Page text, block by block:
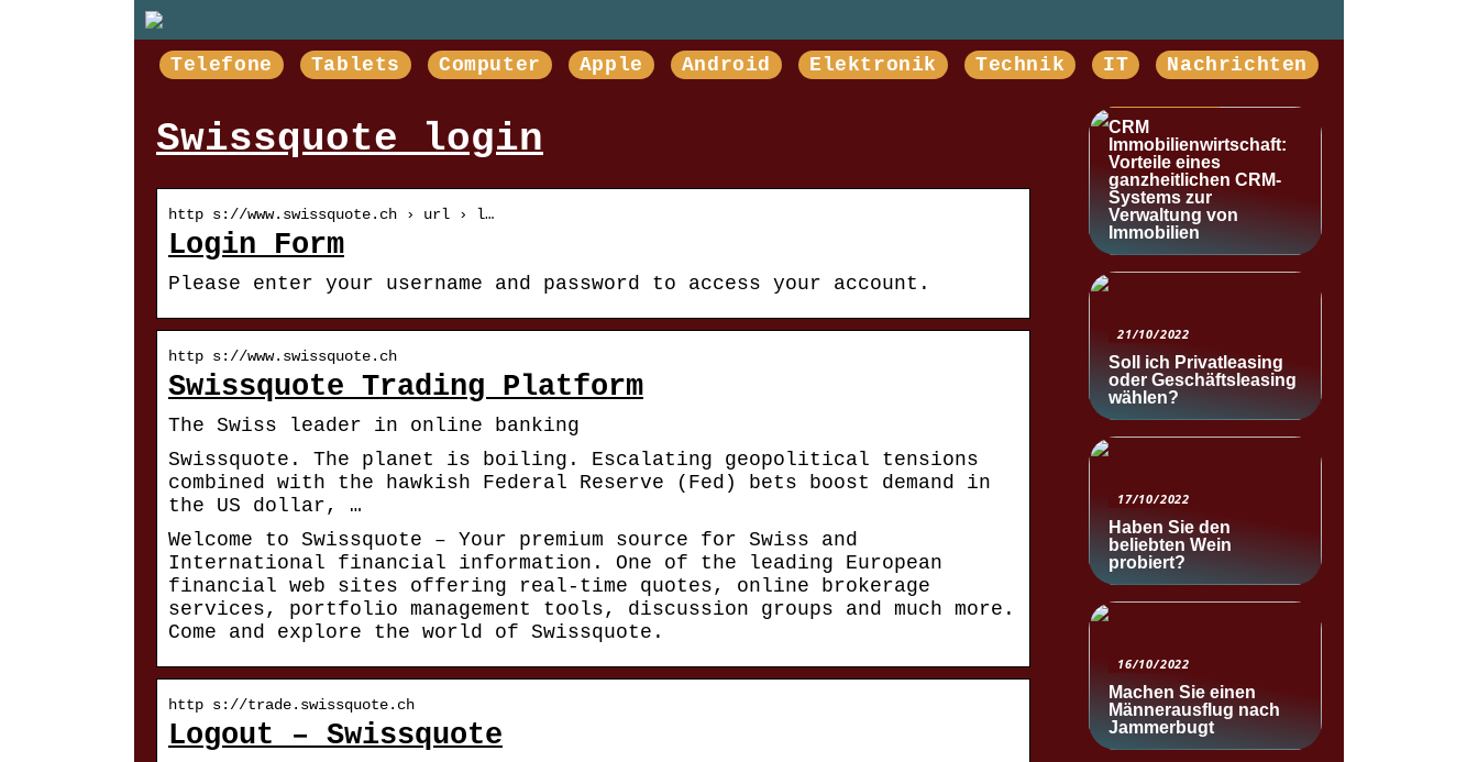
Telefone Tablets Computer Apple Android Elektronik Technik IT Nachrichten
Swissquote login
http s://www.swissquote.ch › url › l…
Login Form
Please enter your username and password to access your account.
http s://www.swissquote.ch
Swissquote Trading Platform
The Swiss leader in online banking
Swissquote. The planet is boiling. Escalating geopolitical tensions
combined with the hawkish Federal Reserve (Fed) bets boost demand in
the US dollar, …
Welcome to Swissquote – Your premium source for Swiss and
International financial information. One of the leading European
financial web sites offering real-time quotes, online brokerage
services, portfolio management tools, discussion groups and much more.
Come and explore the world of Swissquote.
http s://trade.swissquote.ch
Logout – Swissquote
CRM
Immobilienwirtschaft:
Vorteile eines
ganzheitlichen CRM-
Systems zur
Verwaltung von
Immobilien
21/10/2022
Soll ich Privatleasing
oder Geschäftsleasing
wählen?
17/10/2022
Haben Sie den
beliebten Wein
probiert?
16/10/2022
Machen Sie einen
Männerausflug nach
Jammerbugt